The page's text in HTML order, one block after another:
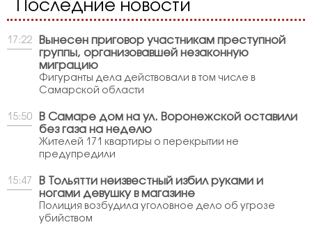
Последние новости
17:22
Вынесен приговор участникам преступной
группы, организовавшей незаконную
миграцию
Фигуранты дела действовали в том числе в
Самарской области
15:50
В Самаре дом на ул. Воронежской оставили
без газа на неделю
Жителей 171 квартиры о перекрытии не
предупредили
15:47
В Тольятти неизвестный избил руками и
ногами девушку в магазине
Полиция возбудила уголовное дело об угрозе
убийством